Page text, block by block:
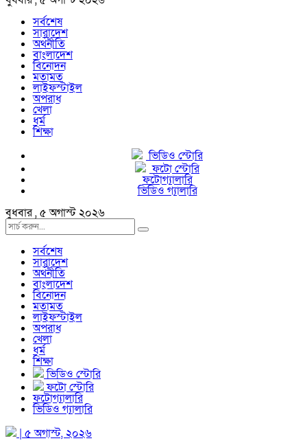
সর্বশেষ
সারাদেশ
অর্থনীতি
বাংলাদেশ
বিনোদন
মতামত
লাইফস্টাইল
অপরাধ
খেলা
ধর্ম
শিক্ষা
ভিডিও স্টোরি
ফটো স্টোরি
ফটোগ্যালারি
ভিডিও গ্যালারি
বুধবার , ৫ অগাস্ট ২০২৬
সর্বশেষ
সারাদেশ
অর্থনীতি
বাংলাদেশ
বিনোদন
মতামত
লাইফস্টাইল
অপরাধ
খেলা
ধর্ম
শিক্ষা
ভিডিও স্টোরি
ফটো স্টোরি
ফটোগ্যালারি
ভিডিও গ্যালারি
| ৫ অগাস্ট, ২০২৬